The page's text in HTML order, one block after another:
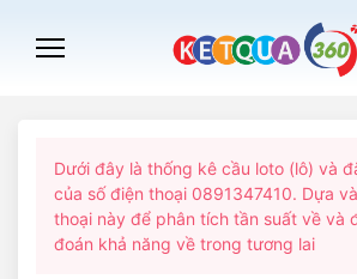
Dưới đây là thống kê cầu loto (lô) và
của số điện thoại 0891347410. Dựa
thoại này để phân tích tần suất về và
đoán khả năng về trong tương lai